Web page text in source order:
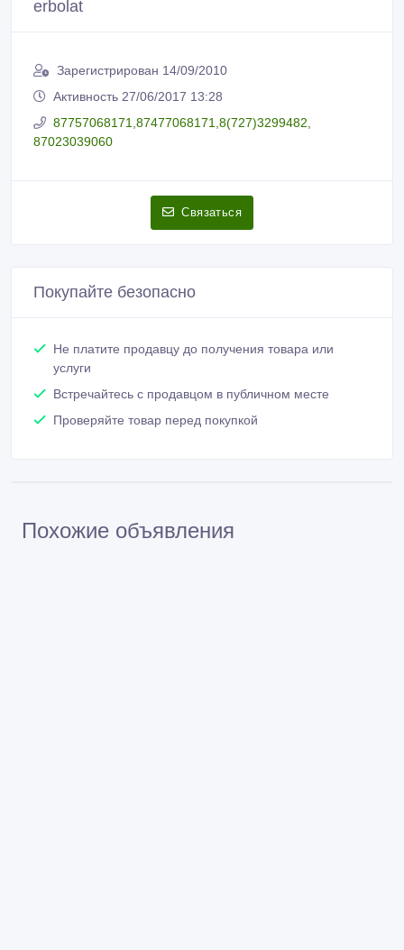
erbolat
Зарегистрирован 14/09/2010
Активность 27/06/2017 13:28
87757068171,87477068171,8(727)3299482,
87023039060
Связаться
Покупайте безопасно
Не платите продавцу до получения товара или
услуги
Встречайтесь с продавцом в публичном месте
Проверяйте товар перед покупкой
Похожие объявления